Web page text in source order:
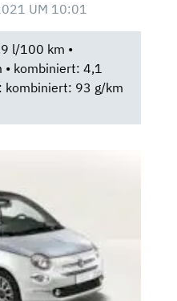
UM 10:01
l/100 km •
kombiniert: 4,1
kombiniert: 93 g/km